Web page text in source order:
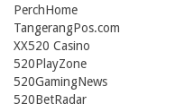
PerchHome
TangerangPos.com
XX520 Casino
520PlayZone
520GamingNews
520BetRadar